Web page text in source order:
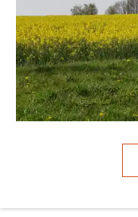
moorhenne